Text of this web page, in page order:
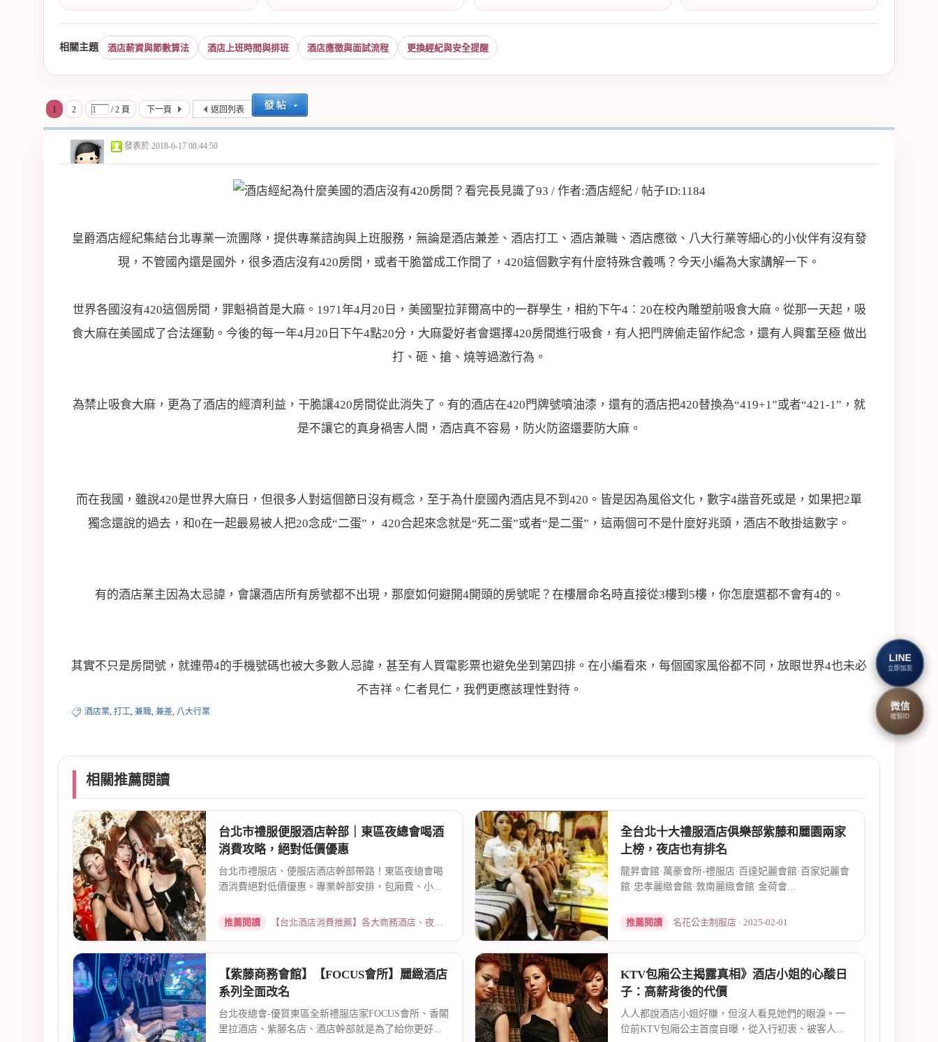
紀
相關主題 酒店薪資與節數算法 酒店上班時間與排班 酒店應徵與面試流程 更換經紀與安全提醒
1 2 / 2 頁 下一頁 返回列表
發表於 2018-6-17 08:44:50
皇爵酒店經紀集結台北專業一流團隊，提供專業諮詢與上班服務，無論是酒店兼差、酒店打工、酒店兼職、酒店應徵、八大行業等細心的小伙伴有沒有發
現，不管國內還是國外，很多酒店沒有420房間，或者干脆當成工作間了，420這個數字有什麼特殊含義嗎？今天小編為大家講解一下。
世界各國沒有420這個房間，罪魁禍首是大麻。1971年4月20日，美國聖拉菲爾高中的一群學生，相約下午4︰20在校內雕塑前吸食大麻。從那一天起，吸
食大麻在美國成了合法運動。今後的每一年4月20日下午4點20分，大麻愛好者會選擇420房間進行吸食，有人把門牌偷走留作紀念，還有人興奮至極 做出
打、砸、搶、燒等過激行為。
為禁止吸食大麻，更為了酒店的經濟利益，干脆讓420房間從此消失了。有的酒店在420門牌號噴油漆，還有的酒店把420替換為“419+1”或者“421-1”，就
是不讓它的真身禍害人間，酒店真不容易，防火防盜還要防大麻。
而在我國，雖說420是世界大麻日，但很多人對這個節日沒有概念 ，至于為什麼國內酒店見不到420。皆是因為風俗文化，數字4諧音死或是，如果把2單
獨念還說的過去，和0在一起最易被人把20念成“二蛋”， 420合起來念就是“死二蛋”或者“是二蛋”，這兩個可不是什麼好兆頭，酒店不敢掛這數字。
有的酒店業主因為太忌諱，會讓酒店所有房號都不出現，那麼如何避開4開頭的房號呢？在樓層命名時直接從3樓到5樓，你怎麼選都不會有4的。
其實不只是房間號，就連帶4的手機號碼也被大多數人忌諱，甚至有人買電影票也避免坐到第四排。在小編看來，每個國家風俗都不同，放眼世界4也未必
不吉祥。仁者見仁，我們更應該理性對待。
酒店業, 打工, 兼職, 兼差, 八大行業
相關推薦閱讀
台北市禮服便服酒店幹部｜東區夜總會喝酒
消費攻略，絕對低價優惠
台北市禮服店、便服店酒店幹部帶路！東區夜總會喝
酒消費絕對低價優惠。專業幹部安排，包廂費、小...
推薦閱讀 【台北酒店消費推薦】各大商務酒店、夜總會試算 · 2026-03-15
全台北十大禮服酒店俱樂部紫藤和麗園兩家
上榜，夜店也有排名
龍昇會館·萬豪會所-禮服店·百達妃麗會館·百家妃麗會
館·忠孝麗緻會館·敦南麗緻會館·金荷會...
推薦閱讀 名花公主制服店 · 2025-02-01
【紫藤商務會館】【FOCUS會所】麗緻酒店
系列全面改名
台北夜總會-優質東區全新禮服店家FOCUS會所、香閣
里拉酒店、紫藤名店、酒店幹部就是為了給你更好...
KTV包廂公主揭露真相》酒店小姐的心酸日
子：高薪背後的代價
人人都說酒店小姐好賺，但沒人看見她們的眼淚。一
位前KTV包廂公主首度自曝，從入行初衷、被客人...
LINE
立即加友
微信
複製ID